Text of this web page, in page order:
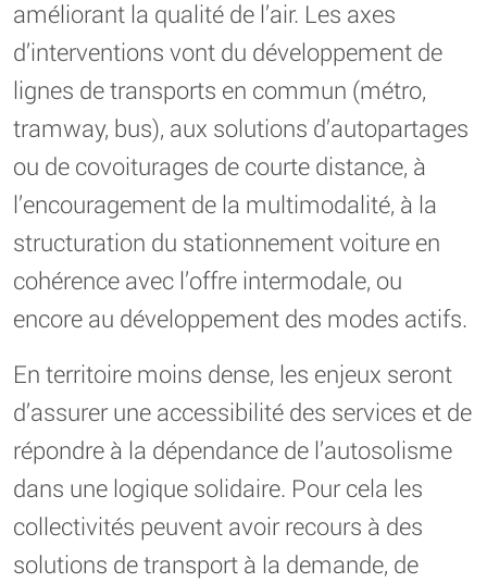
améliorant la qualité de l’air. Les axes
d’interventions vont du développement de
lignes de transports en commun (métro,
tramway, bus), aux solutions d’autopartages
ou de covoiturages de courte distance, à
l’encouragement de la multimodalité, à la
structuration du stationnement voiture en
cohérence avec l’offre intermodale, ou
encore au développement des modes actifs.
En territoire moins dense, les enjeux seront
d’assurer une accessibilité des services et de
répondre à la dépendance de l’autosolisme
dans une logique solidaire. Pour cela les
collectivités peuvent avoir recours à des
solutions de transport à la demande, de